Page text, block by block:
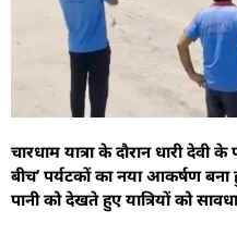
चारधाम यात्रा के दौरान धारी देवी
बीच’ पर्यटकों का नया आकर्षण
पानी को देखते हुए यात्रियों को